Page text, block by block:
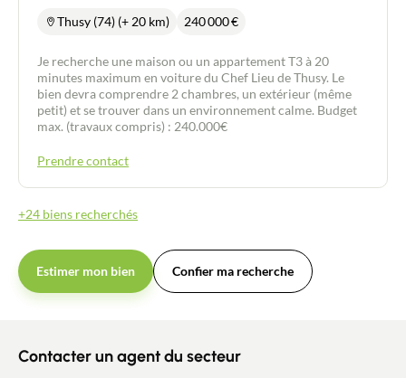
Thusy (74) (+ 20 km) 240 000€
Je recherche une maison ou un appartement T3 à 20
minutes maximum en voiture du Chef Lieu de Thusy. Le
bien devra comprendre 2 chambres, un extérieur (même
petit) et se trouver dans un environnement calme. Budget
max. (travaux compris) : 240.000€
Prendre contact
+24 biens recherchés
Estimer mon bien Confier ma recherche
Contacter un agent du secteur